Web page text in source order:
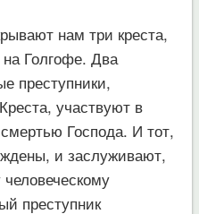
нам три креста,
Голгофе. Два
преступники,
участвуют в
Господа. И тот,
и заслуживают,
преступник